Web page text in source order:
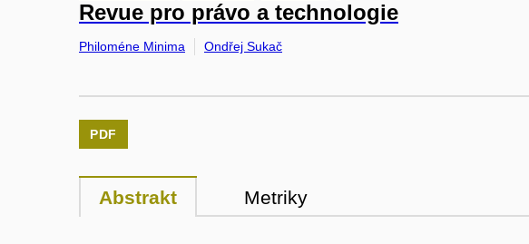
Revue pro právo a technologie
Philoméne Minima Ondřej Sukač
PDF
Abstrakt Metriky